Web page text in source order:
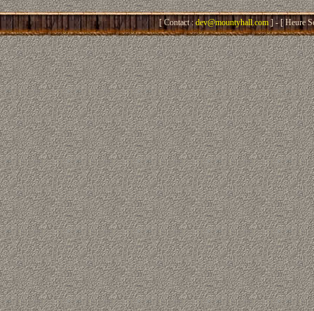
[ Contact : dev@mountyhall.com ] - [ Heure